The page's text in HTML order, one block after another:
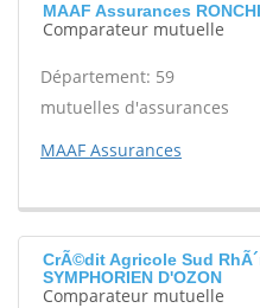
MAAF Assurances
Comparateur mutuelle
Département: 59
mutuelles d'assurances
MAAF Assurances
CrÃ©dit Agricole Sud
SYMPHORIEN D'OZON
Comparateur mutuelle